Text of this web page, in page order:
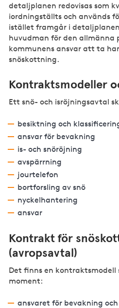
detaljplanen redovisas som
iordningställts och används
istället framgår i
huvudman för den allmänna
kommunens ansvar att ta
snöskottning.
Kontraktsmodeller
Ett snö- och isröjningsavtal
besiktning och
ansvar för bevakning
is- och snöröjning
avspärrning
jourtelefon
bortforsling av snö
nyckelhantering
ansvar
Kontrakt för snöskottning av tak
(avropsavtal)
Det finns en kontraktsmodell
moment:
ansvaret för bevakning